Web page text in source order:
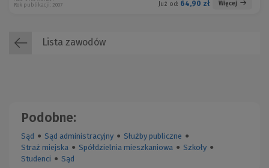
Już od: 64,90 zł Więcej
Rok publikacji: 2007
Lista zawodów
Podobne:
Sąd ● Sąd administracyjny ● Służby publiczne ●
Straż miejska ● Spółdzielnia mieszkaniowa ● Szkoły ●
Studenci ● Sąd